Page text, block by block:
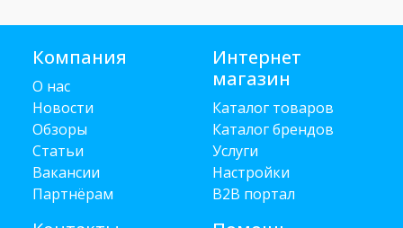
Компания
О нас
Новости
Обзоры
Статьи
Вакансии
Партнёрам
Интернет
магазин
Каталог товаров
Каталог брендов
Услуги
Настройки
B2B портал